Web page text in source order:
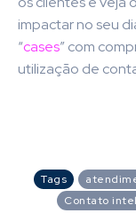
impactar no seu
“cases” com
utilização de
Tags
Contato